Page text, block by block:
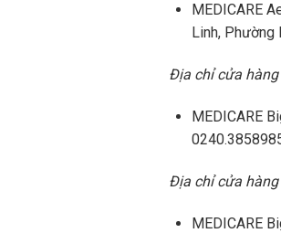
MEDICARE
Linh, Phường
Địa chỉ cửa hàng
MEDICARE
Địa chỉ cửa hàng
MEDICARE